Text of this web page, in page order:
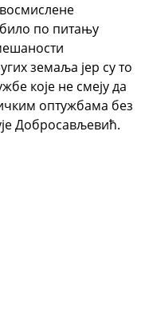
по питању
земаља јер су то
које не смеју да
оптужбама без
Добросављевић.